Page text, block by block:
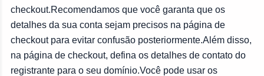
checkout.Recomendamos que você garanta que os
detalhes da sua conta sejam precisos na página de
checkout para evitar confusão posteriormente.Além disso,
na página de checkout, defina os detalhes de contato do
registrante para o seu domínio.Você pode usar os